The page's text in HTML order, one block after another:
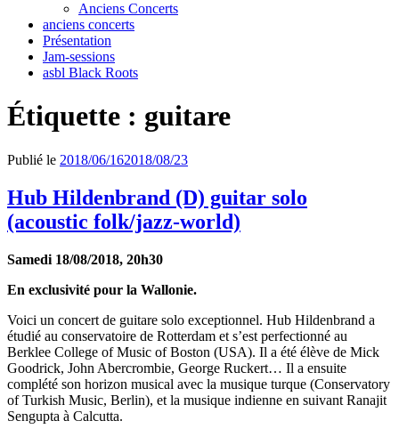
Anciens Concerts
anciens concerts
Présentation
Jam-sessions
asbl Black Roots
Étiquette : guitare
Publié le 2018/06/162018/08/23
Hub Hildenbrand (D) guitar solo
(acoustic folk/jazz-world)
Samedi 18/08/2018, 20h30
En exclusivité pour la Wallonie.
Voici un concert de guitare solo exceptionnel. Hub Hildenbrand a
étudié au conservatoire de Rotterdam et s’est perfectionné au
Berklee College of Music of Boston (USA). Il a été élève de Mick
Goodrick, John Abercrombie, George Ruckert… Il a ensuite
complété son horizon musical avec la musique turque (Conservatory
of Turkish Music, Berlin), et la musique indienne en suivant Ranajit
Sengupta à Calcutta.